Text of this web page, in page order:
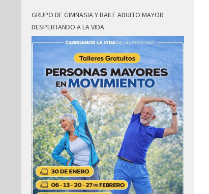
GRUPO DE GIMNASIA Y BAILE ADULTO MAYOR
DESPERTANDO A LA VIDA